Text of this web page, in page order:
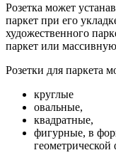
Розетка может
паркет при его
художественного
паркет или
Розетки для паркета
круглые
овальные,
квадратные,
фигурные, в